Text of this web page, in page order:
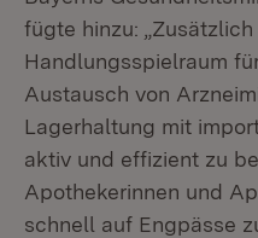
fügte hinzu:
Handlungsspielraum
Austausch von
Lagerhaltung mit
aktiv und effizient zu
Apothekerinnen und
schnell auf Engpässe